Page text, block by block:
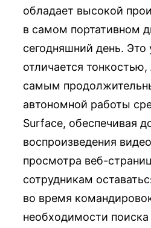
обладает высокой
в самом портативном
сегодняшний день. Это
отличается
самым
автономной работы
Surface, обеспечивая
воспроизведения
просмотра веб-
сотрудникам
во время
необходимости поиска